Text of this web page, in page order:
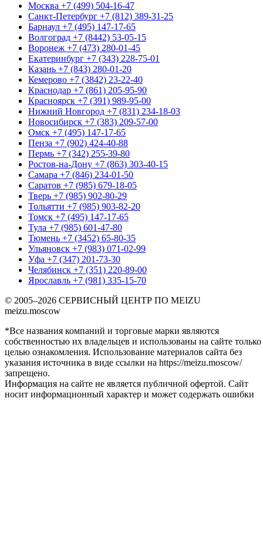
Москва +7 (499) 504-16-47
Санкт-Петербург +7 (812) 389-31-25
Барнаул +7 (495) 147-17-65
Волгоград +7 (8442) 53-05-15
Воронеж +7 (473) 280-01-45
Екатеринбург +7 (343) 228-75-01
Казань +7 (843) 280-01-20
Кемерово +7 (3842) 23-22-40
Краснодар +7 (861) 205-95-90
Красноярск +7 (391) 989-95-00
Нижний Новгород +7 (831) 234-18-03
Новосибирск +7 (383) 209-57-00
Омск +7 (495) 147-17-65
Пенза +7 (902) 424-40-88
Пермь +7 (342) 255-39-80
Ростов-на-Дону +7 (863) 303-40-15
Самара +7 (846) 234-01-50
Саратов +7 (985) 679-18-05
Тверь +7 (985) 902-80-29
Тольятти +7 (985) 903-82-20
Томск +7 (495) 147-17-65
Тула +7 (985) 601-47-80
Тюмень +7 (3452) 65-80-35
Ульяновск +7 (983) 071-02-99
Уфа +7 (347) 201-73-30
Челябинск +7 (351) 220-89-00
Ярославль +7 (981) 335-15-70
© 2005–2026 СЕРВИСНЫЙ ЦЕНТР ПО MEIZU
meizu.moscow
*Все названия компаний и торговые марки являются
собственностью их владельцев и использованы на сайте только
целью ознакомления. Использование материалов сайта без
указания источника в виде ссылки на https://meizu.moscow/
запрещено.
Информация на сайте не является публичной офертой. Сайт
носит информационный характер и может содержать ошибки